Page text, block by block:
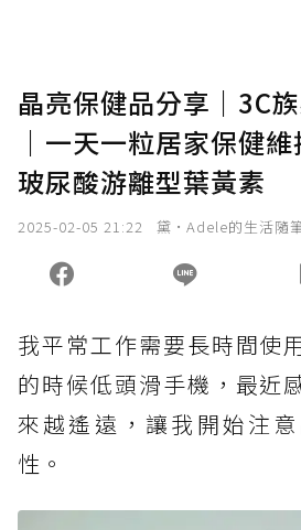
晶亮保健品分享｜3C
｜一天一粒居家保健
玻尿酸游離型葉黃素
2025-02-05 21:22 黛•Adele的生活隨
我平常工作需要長時間使
的時候低頭滑手機，最近
來越遙遠，讓我開始注
性。